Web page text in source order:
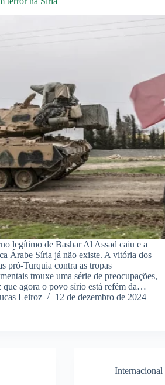
legítimo de Bashar Al Assad caiu e a
Árabe Síria já não existe. A vitória dos
pró-Turquia contra as tropas
trouxe uma série de preocupações,
que agora o povo sírio está refém da…
Leiroz
12 de dezembro de 2024
Internacional